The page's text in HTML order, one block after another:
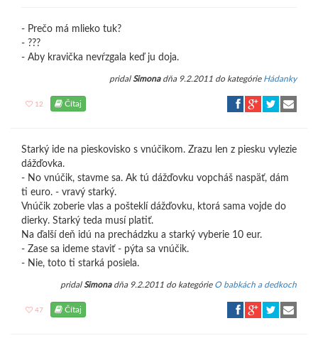
- Prečo má mlieko tuk?
- ???
- Aby kravička nevŕzgala keď ju doja.
pridalSimonadňa 9.2.2011 do kategórie Hádanky
12 Čítaj
Starký ide na pieskovisko s vnúčikom. Zrazu len z piesku vylezie
dážďovka.
- No vnúčik, stavme sa. Ak tú dážďovku vopcháš naspäť, dám
ti euro. - vravý starký.
Vnúčik zoberie vlas a pošteklí dážďovku, ktorá sama vojde do
dierky. Starký teda musí platiť.
Na ďalší deň idú na prechádzku a starký vyberie 10 eur.
- Zase sa ideme staviť - pýta sa vnúčik.
- Nie, toto ti starká posiela.
pridalSimonadňa 9.2.2011 do kategórie O babkách a dedkoch
47 Čítaj